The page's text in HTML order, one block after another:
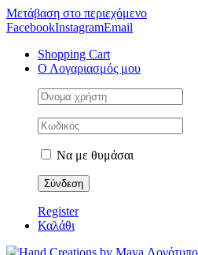
Μετάβαση στο περιεχόμενο
FacebookInstagramEmail
Shopping Cart
Ο Λογαριασμός μου
Να με θυμάσαι
Register
Καλάθι